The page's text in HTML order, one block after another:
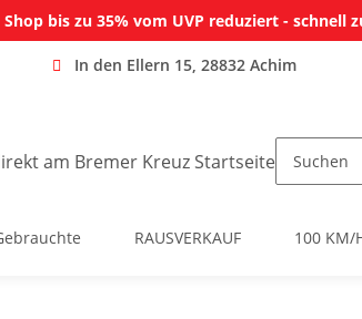
bis zu 35% vom UVP reduziert - schnell
In den Ellern 15, 28832 Achim
RAUSVERKAUF 100 KM/